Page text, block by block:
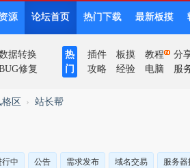
源 论坛首页 热门下载 最新板摸
据转换
修复
热
门
插件 板摸 教程
分
攻略
经验 电脑 服
区 › 站长帮
行中 公告 需求发布 域名交易 服务器